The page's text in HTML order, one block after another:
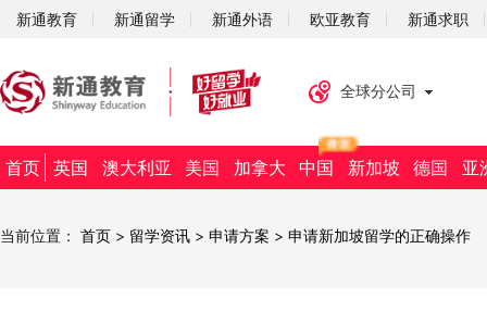
新通教育 新通留学 新通外语 欧亚教育 新通求职
全球分公司
首页 英国 澳大利亚 美国 加拿大 中国 新加坡 德国 亚
当前位置： 首页 > 留学资讯 > 申请方案 > 申请新加坡留学的正确操作